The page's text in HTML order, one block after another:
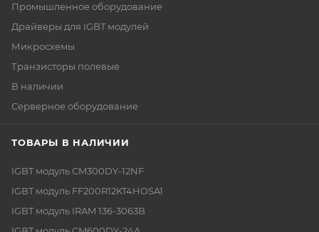
Промышленное оборудование
Драйверы для IGBT модулей
Микросхемы
Транзисторы полевые
В наличии
Серверное оборудование
ТОВАРЫ В НАЛИЧИИ
IGBT модуль CM300DY-12NF
IGBT модуль FF200R12KT4HOSA1
IGBT модуль IRAM 136-3063B